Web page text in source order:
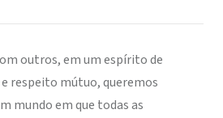
outros, em um espírito de
respeito mútuo, queremos
mundo em que todas as